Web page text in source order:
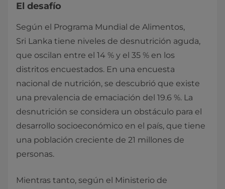
El desafío
Según el Programa Mundial de Alimentos,
Sri Lanka tiene niveles de desnutrición aguda,
que oscilan entre el 14 % y el 35 % en los
distritos encuestados. En una encuesta
nacional de nutrición, se descubrió que existe
una prevalencia de emaciación del 19.6 %. La
desnutrición se considera un obstáculo para el
desarrollo socioeconómico en el país, que tiene
una población creciente de 21 millones de
personas.
Mientras tanto, según el Ministerio de